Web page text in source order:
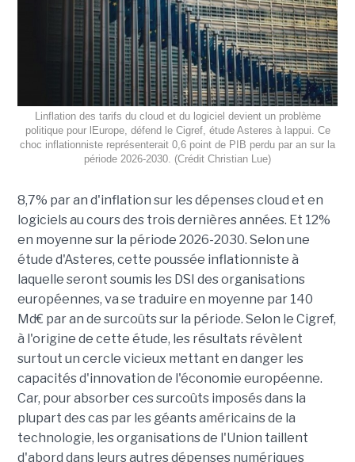
Linflation des tarifs du cloud et du logiciel devient un problème
politique pour lEurope, défend le Cigref, étude Asteres à lappui. Ce
choc inflationniste représenterait 0,6 point de PIB perdu par an sur la
période 2026-2030. (Crédit Christian Lue)
8,7% par an d'inflation sur les dépenses cloud et en
logiciels au cours des trois dernières années. Et 12%
en moyenne sur la période 2026-2030. Selon une
étude d'Asteres, cette poussée inflationniste à
laquelle seront soumis les DSI des organisations
européennes, va se traduire en moyenne par 140
Md€ par an de surcoûts sur la période. Selon le Cigref,
à l'origine de cette étude, les résultats révèlent
surtout un cercle vicieux mettant en danger les
capacités d'innovation de l'économie européenne.
Car, pour absorber ces surcoûts imposés dans la
plupart des cas par les géants américains de la
technologie, les organisations de l'Union taillent
d'abord dans leurs autres dépenses numériques